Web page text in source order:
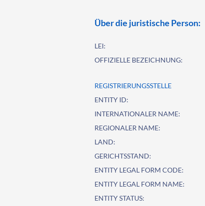
Über die juristische Person:
LEI:
OFFIZIELLE BEZEICHNUNG:
REGISTRIERUNGSSTELLE
ENTITY ID:
INTERNATIONALER NAME:
REGIONALER NAME:
LAND:
GERICHTSSTAND:
ENTITY LEGAL FORM CODE:
ENTITY LEGAL FORM NAME:
ENTITY STATUS: